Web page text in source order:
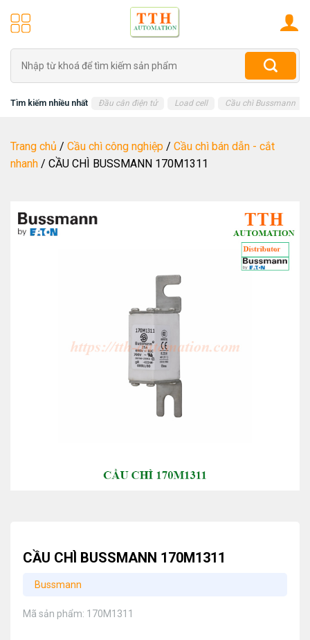
kiếm:
Tìm kiếm nhiều nhất Đầu cân điện tử Load cell Cầu chì Bussmann
Trang chủ / Cầu chì công nghiệp / Cầu chì bán dẫn - cắt
nhanh / CẦU CHÌ BUSSMANN 170M1311
CẦU CHÌ BUSSMANN 170M1311
Bussmann
Mã sản phẩm: 170M1311